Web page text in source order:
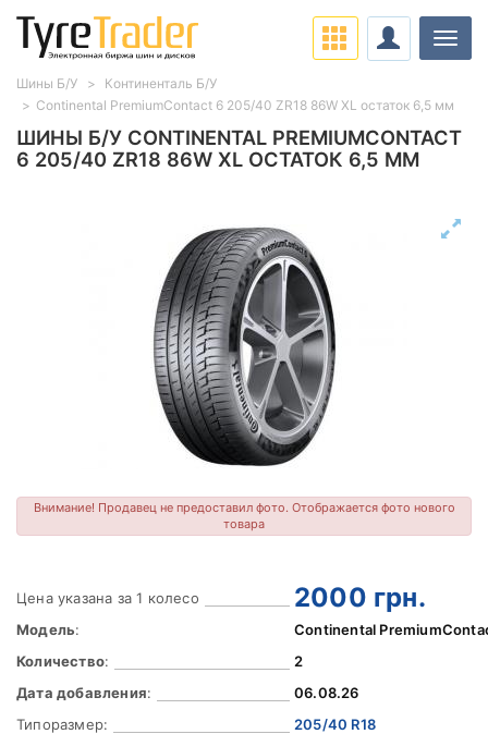
ШИНЫ Б/У CONTINENTAL PREMIUMCONTACT
6 205/40 ZR18 86W XL ОСТАТОК 6,5 ММ
Внимание! Продавец не предоставил фото. Отображается фото нового
товара
Цена указана за 1 колесо 2000 грн.
Модель:
Continental
Количество:
2
Дата добавления:
06.08.26
Типоразмер:
205/40 R18
Шины Б/У
Континенталь Б/У
Continental PremiumContact 6 205/40 ZR18 86W XL остаток 6,5 мм